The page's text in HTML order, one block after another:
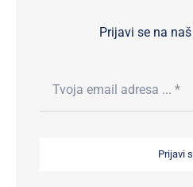
Prijavi se na
Prijavi